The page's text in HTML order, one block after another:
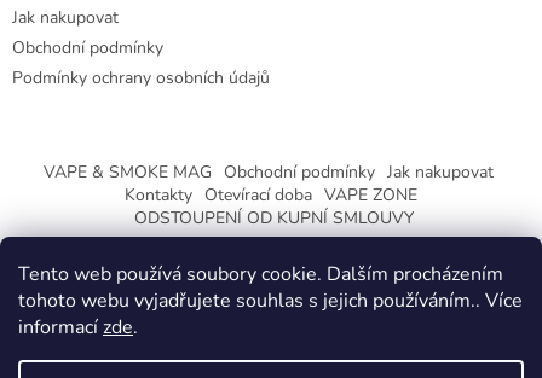
Tento web používá soubory cookie. Dalším procházením
tohoto webu vyjadřujete souhlas s jejich používáním.. Více
informacízde.
Jak nakupovat
Obchodní podmínky
Podmínky ochrany osobních údajů
VAPE & SMOKE MAG Obchodní podmínky Jak nakupovat
Kontakty Otevírací doba VAPE ZONE
ODSTOUPENÍ OD KUPNÍ SMLOUVY